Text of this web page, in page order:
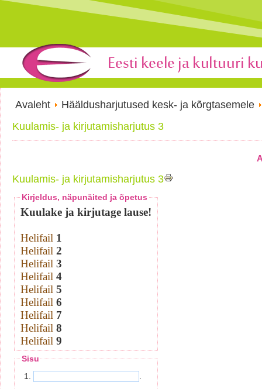
Avaleht
Hääldusharjutused kesk- ja kõrgtasemele
Kuulamis- ja kirjutamisharjutus 3
Kuulamis- ja kirjutamisharjutus 3
Kirjeldus, näpunäited ja õpetus
Kuulake ja kirjutage lause!
Helifail 1
Helifail 2
Helifail 3
Helifail 4
Helifail 5
Helifail 6
Helifail 7
Helifail 8
Helifail 9
Sisu
1.